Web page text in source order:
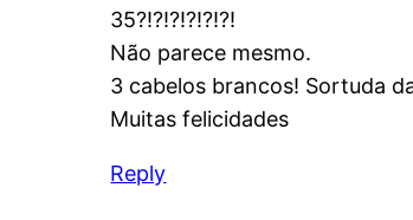
35?!?!?!?!?!?!
Não parece mesmo.
3 cabelos brancos! Sortuda
Muitas felicidades
Reply